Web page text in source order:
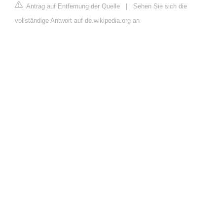
Antrag auf Entfernung der Quelle | Sehen Sie sich die
vollständige Antwort auf de.wikipedia.org an